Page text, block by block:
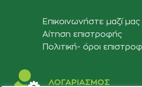
Επικοινωνήστε μαζί μας
Αίτηση επιστροφής
Πολιτική- όροι
ΛΟΓΑΡΙΑΣΜΟΣ